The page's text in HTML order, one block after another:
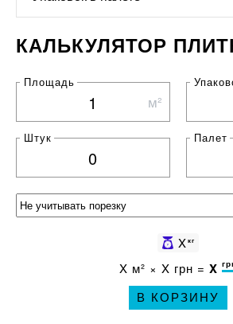
КАЛЬКУЛЯТОР
Площадь
м²
Штук Палет
Xкг
X м² × X грн = X
В КОРЗИНУ